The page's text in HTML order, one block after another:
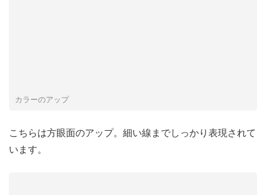
カラーのアップ
こちらは方眼面のアップ。細い線までしっかり表現されて
います。